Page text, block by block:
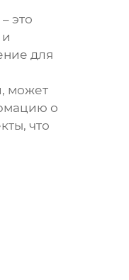
– это
для
может
о
что